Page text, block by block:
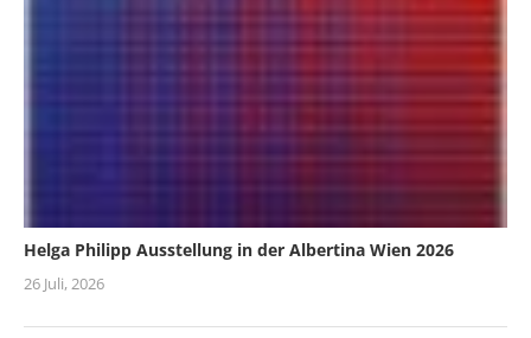
Helga Philipp Ausstellung in der Albertina Wien 2026
26 Juli, 2026